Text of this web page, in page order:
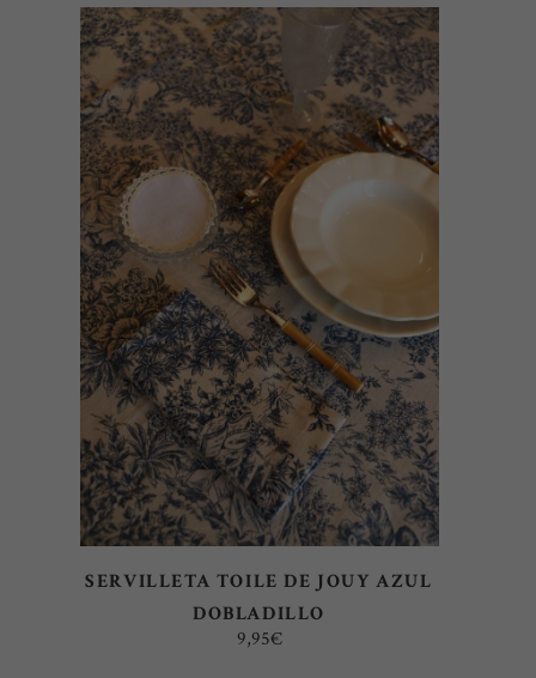
AÑADIR AL CARRITO
SERVILLETA TOILE DE JOUY AZUL
DOBLADILLO
9,95€